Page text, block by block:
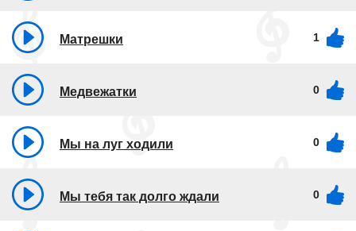
Матрешки 1
Медвежатки 0
Мы на луг ходили 0
Мы тебя так долго ждали 0